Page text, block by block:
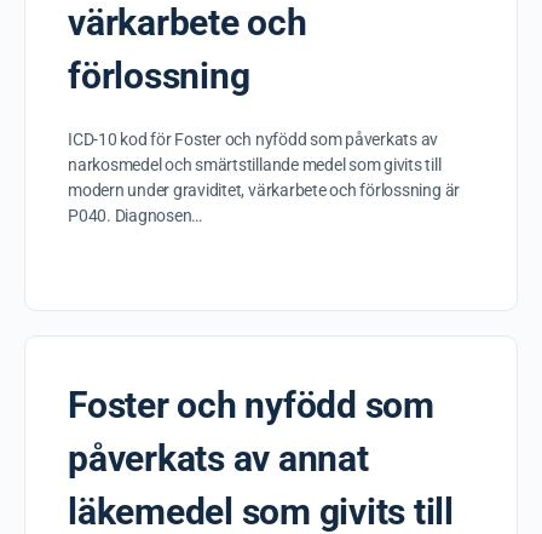
värkarbete och
förlossning
ICD-10 kod för Foster och nyfödd som påverkats av
narkosmedel och smärtstillande medel som givits till
modern under graviditet, värkarbete och förlossning är
P040. Diagnosen…
Foster och nyfödd som
påverkats av annat
läkemedel som givits till